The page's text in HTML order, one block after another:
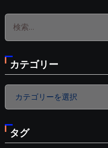
検
カテゴリー
カ
リ
ー
タグ